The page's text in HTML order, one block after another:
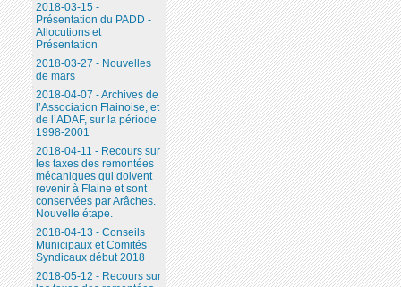
2018-03-15 -
Présentation du PADD -
Allocutions et
Présentation
2018-03-27 - Nouvelles
de mars
2018-04-07 - Archives de
l’Association Flainoise, et
de l’ADAF, sur la période
1998-2001
2018-04-11 - Recours sur
les taxes des remontées
mécaniques qui doivent
revenir à Flaine et sont
conservées par Arâches.
Nouvelle étape.
2018-04-13 - Conseils
Municipaux et Comités
Syndicaux début 2018
2018-05-12 - Recours sur